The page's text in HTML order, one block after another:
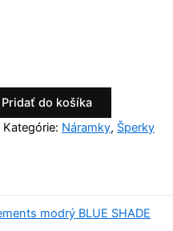
Pridať do košíka
Kategórie: Náramky, Šperky